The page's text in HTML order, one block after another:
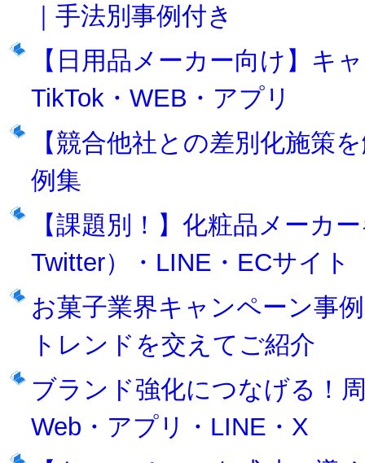
｜手法別事例付き
【日用品メーカー向け】キ
TikTok・WEB・アプリ
【競合他社との差別化施策
例集
【課題別！】化粧品メーカ
Twitter）・LINE・ECサイト
お菓子業界キャンペーン事
トレンドを交えてご紹介
ブランド強化につなげる！
Web・アプリ・LINE・X